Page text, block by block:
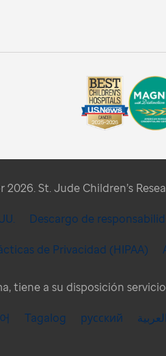
St. Jude Children’s
Descargo de
de Privacidad (HIPAA)
tiene a su disposición
Tagalog русский العربية